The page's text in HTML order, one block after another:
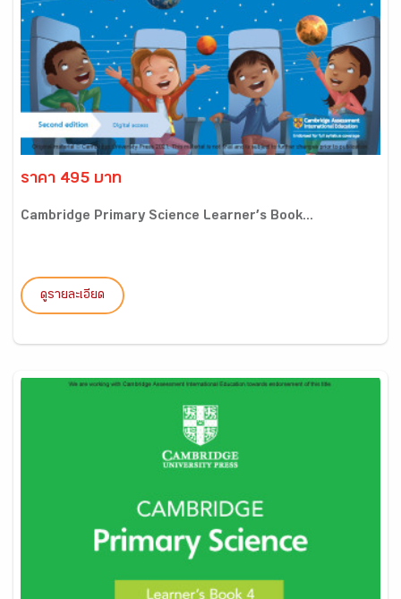
ราคา 495 บาท
Cambridge Primary Science Learner’s Book...
ดูรายละเอียด